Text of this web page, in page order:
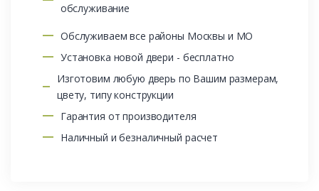
обслуживание
Обслуживаем все районы Москвы и МО
Установка новой двери - бесплатно
Изготовим любую дверь по Вашим размерам,
цвету, типу конструкции
Гарантия от производителя
Наличный и безналичный расчет